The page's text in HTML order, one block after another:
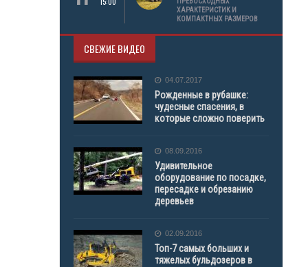
ХАРАКТЕРИСТИК И
КОМПАКТНЫХ РАЗМЕРОВ
СВЕЖИЕ ВИДЕО
04.07.2017
Рожденные в рубашке:
чудесные спасения, в
которые сложно поверить
08.09.2016
Удивительное
оборудование по посадке,
пересадке и обрезанию
деревьев
02.09.2016
Топ-7 самых больших и
тяжелых бульдозеров в